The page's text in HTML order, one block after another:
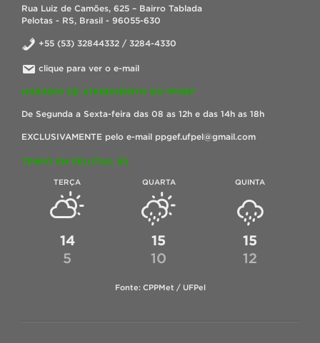
Rua Luiz de Camões, 625 – Bairro Tablada
Pelotas - RS, Brasil - 96055-630
+55 (53) 32844332 / 3284-4330
clique para ver o e-mail
HORÁRIO DE ATENDIMENTO DO PPGEF
De Segunda a Sexta-feira das 08 as 12h e das 14h as 18h
EXCLUSIVAMENTE pelo e-mail ppgef.ufpel@gmail.com
TEMPO EM PELOTAS, RS
TERÇA
14
5
QUARTA
15
10
QUINTA
15
12
Fonte: CPPMet / UFPel